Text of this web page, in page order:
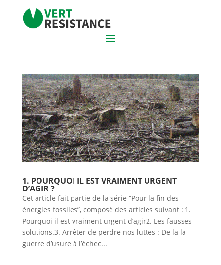
1. POURQUOI IL EST VRAIMENT URGENT
D’AGIR ?
Cet article fait partie de la série “Pour la fin des
énergies fossiles”, composé des articles suivant : 1.
Pourquoi il est vraiment urgent d’agir2. Les fausses
solutions.3. Arrêter de perdre nos luttes : De la la
guerre d’usure à l’échec...